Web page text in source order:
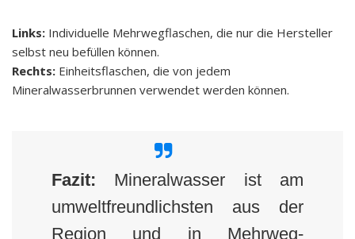
Links: Individuelle Mehrwegflaschen, die nur die Hersteller
selbst neu befüllen können.
Rechts: Einheitsflaschen, die von jedem
Mineralwasserbrunnen verwendet werden können.
Fazit: Mineralwasser ist am
umweltfreundlichsten aus der
Region und in Mehrweg-